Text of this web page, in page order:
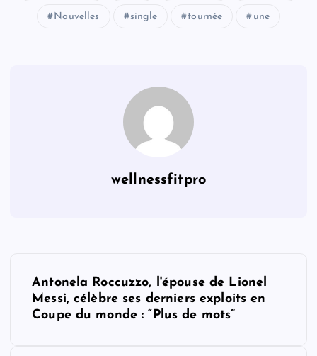
Nouvelles single tournée une
wellnessfitpro
Antonela Roccuzzo, l'épouse de Lionel
Messi, célèbre ses derniers exploits en
Coupe du monde : “Plus de mots”